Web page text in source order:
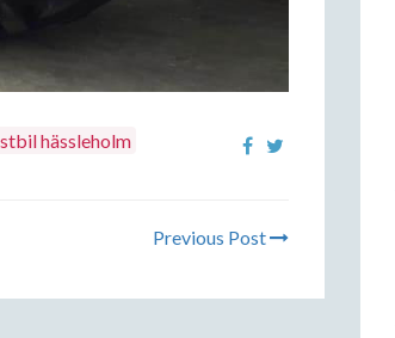
hässleholm
Previous Post